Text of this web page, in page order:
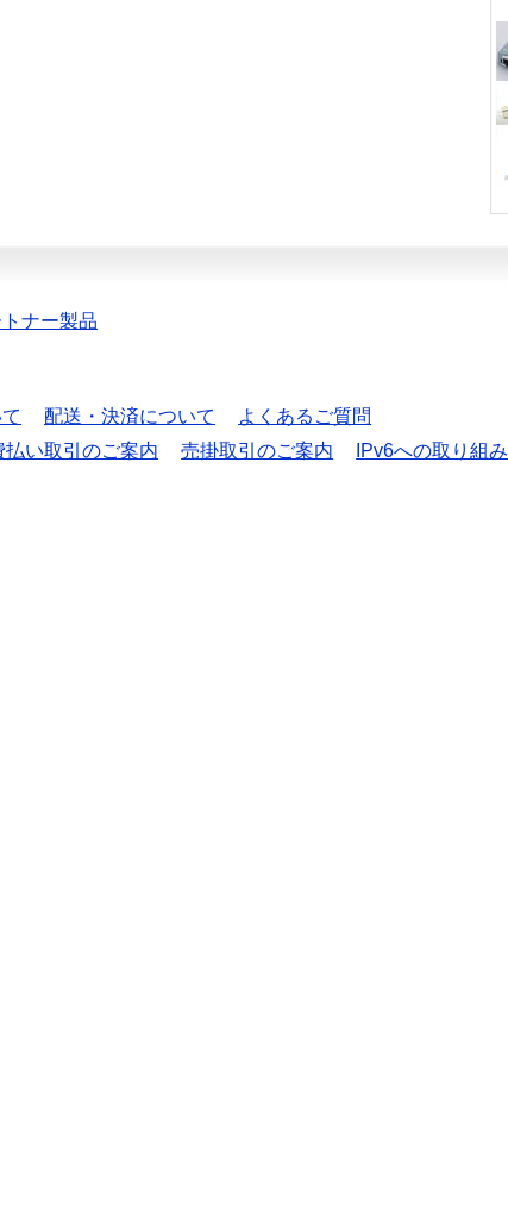
ナー製品
配送・決済について
よくあるご質問
い取引のご案内 売掛取引のご案内
IPv6への取り組み